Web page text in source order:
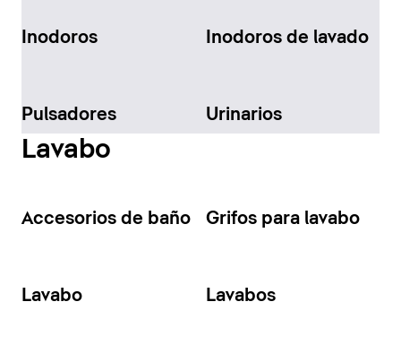
Inodoros Inodoros de lavado
Pulsadores Urinarios
Lavabo
Accesorios de baño Grifos para lavabo
Lavabo Lavabos